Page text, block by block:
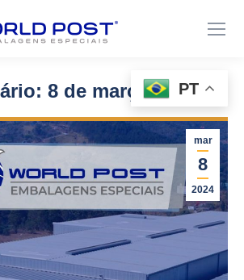
8 de março de 2024
Você está aqui:
mar
8
2024
PT